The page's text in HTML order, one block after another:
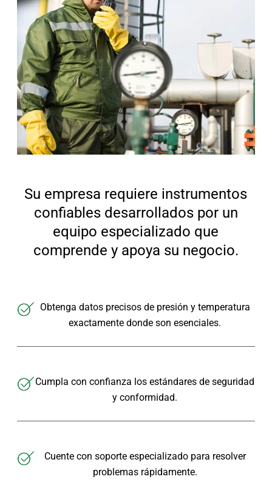
Su empresa requiere instrumentos
confiables desarrollados por un
equipo especializado que
comprende y apoya su negocio.
Obtenga datos precisos de presión y temperatura
exactamente donde son esenciales.
Cumpla con confianza los estándares de seguridad
y conformidad.
Cuente con soporte especializado para resolver
problemas rápidamente.